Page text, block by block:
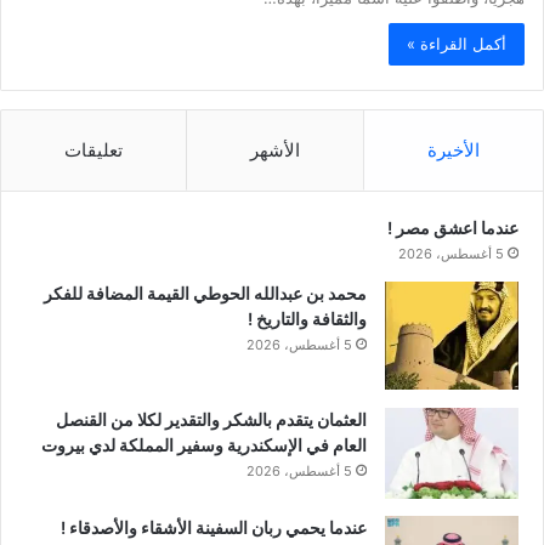
أكمل القراءة »
الأخيرة الأشهر تعليقات
عندما اعشق مصر !
5 أغسطس، 2026
محمد بن عبدالله الحوطي القيمة المضافة للفكر
والثقافة والتاريخ !
5 أغسطس، 2026
العثمان يتقدم بالشكر والتقدير لكلا من القنصل
العام في الإسكندرية وسفير المملكة لدي بيروت
5 أغسطس، 2026
عندما يحمي ربان السفينة الأشقاء والأصدقاء !